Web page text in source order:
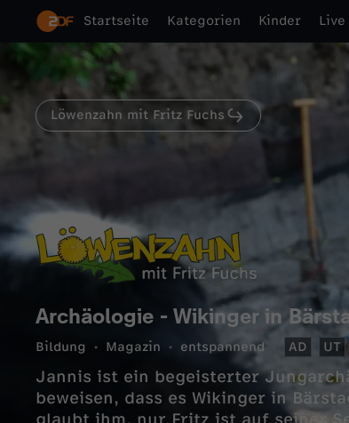
Startseite Kategorien Kinder Live
Löwenzahn mit Fritz Fuchs
Archäologie - Wikinger in
Bildung Magazin entspannend AD UT
Jannis ist ein begeisterter
beweisen, dass es Wikinger in